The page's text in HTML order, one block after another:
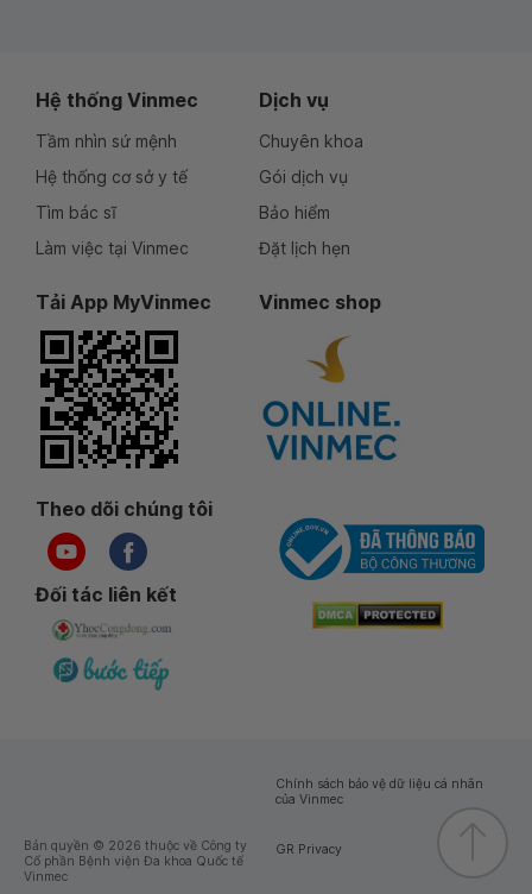
Hệ thống Vinmec
Tầm nhìn sứ mệnh
Hệ thống cơ sở y tế
Tìm bác sĩ
Làm việc tại Vinmec
Dịch vụ
Chuyên khoa
Gói dịch vụ
Bảo hiểm
Đặt lịch hẹn
Tải App MyVinmec Vinmec shop
Theo dõi chúng tôi
Đối tác liên kết
Bản quyền © 2026 thuộc về Công ty
Cổ phần Bệnh viện Đa khoa Quốc tế
Vinmec
Chính sách bảo vệ dữ liệu cá nhân
của Vinmec
GR Privacy